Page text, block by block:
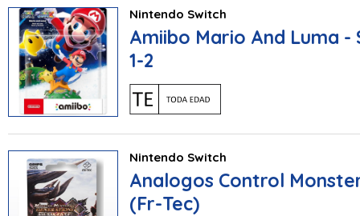
Nintendo Switch
Amiibo Mario And Luma -
1-2
Nintendo Switch
Analogos Control
(Fr-Tec)